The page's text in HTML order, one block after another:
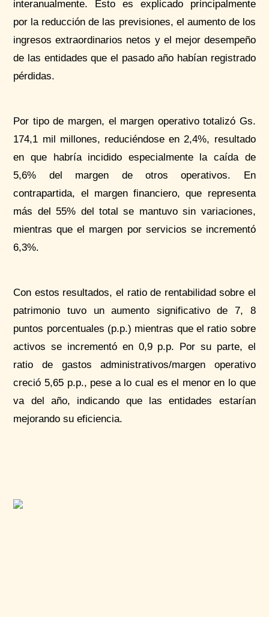
interanualmente. Esto es explicado principalmente
por la reducción de las previsiones, el aumento de los
ingresos extraordinarios netos y el mejor desempeño
de las entidades que el pasado año habían registrado
pérdidas.
Por tipo de margen, el margen operativo totalizó Gs.
174,1 mil millones, reduciéndose en 2,4%, resultado
en que habría incidido especialmente la caída de
5,6% del margen de otros operativos. En
contrapartida, el margen financiero, que representa
más del 55% del total se mantuvo sin variaciones,
mientras que el margen por servicios se incrementó
6,3%.
Con estos resultados, el ratio de rentabilidad sobre el
patrimonio tuvo un aumento significativo de 7, 8
puntos porcentuales (p.p.) mientras que el ratio sobre
activos se incrementó en 0,9 p.p. Por su parte, el
ratio de gastos administrativos/margen operativo
creció 5,65 p.p., pese a lo cual es el menor en lo que
va del año, indicando que las entidades estarían
mejorando su eficiencia.